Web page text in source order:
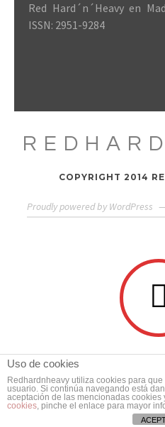
Red Hard´n´Heavy en
ISSN: 2951-9284
COPYRIGHT 2014
Proudly powered by WordPress —
Uso de cookies
Redhardnheavy utiliza cookies para
usuario. Si continúa navegando está
aceptación de las mencionadas cookies
cookies, pinche el enlace para mayor